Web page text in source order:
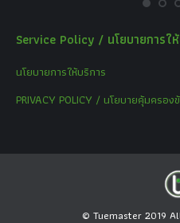
Service Policy / นโยบายการใ
นโยบายการให้บริการ
PRIVACY POLICY / นโยบายคุ้มครอ
© Tuemaster 2019